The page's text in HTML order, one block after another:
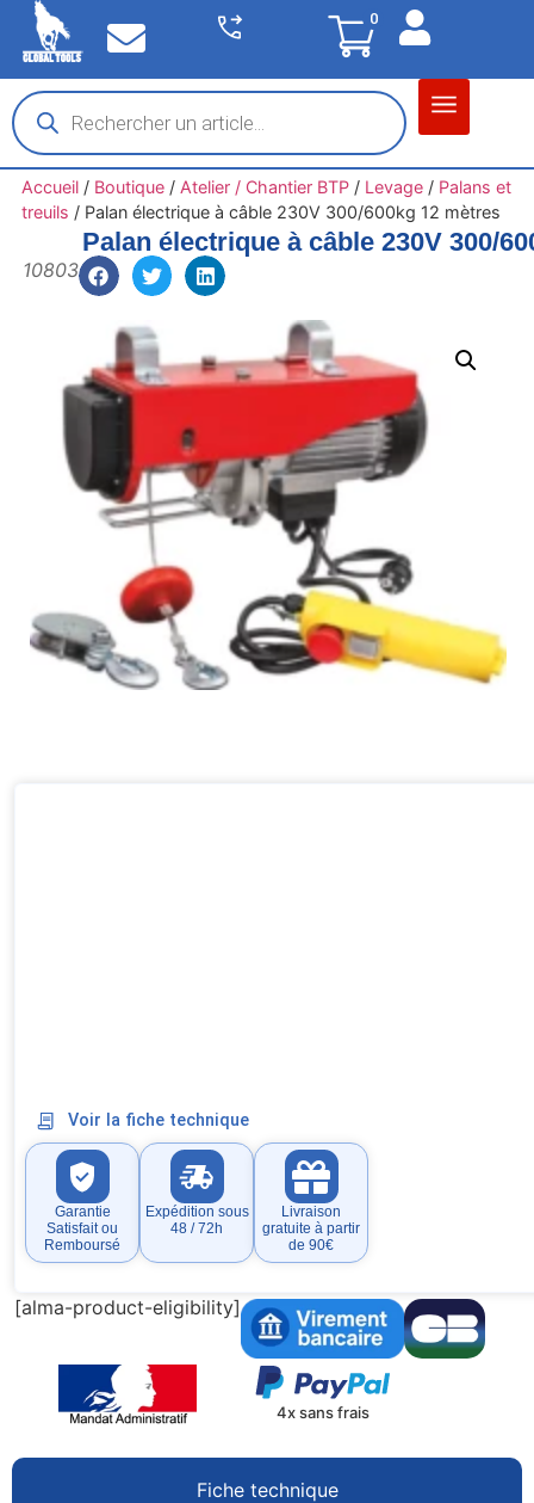
0
Accueil/ Boutique/ Atelier / Chantier BTP/ Levage/ Palans et
treuils / Palan électrique à câble 230V 300/600kg 12 mètres
Palan électrique à câble 230V 300/
10803
Voir la fiche technique
Garantie
Satisfait ou
Remboursé
Expédition sous
48 / 72h
Livraison
gratuite à partir
de 90€
[alma-product-eligibility]
4x sans frais
Fiche technique